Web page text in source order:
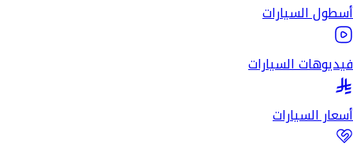
أسطول السيارات
فيديوهات السيارات
أسعار السيارات